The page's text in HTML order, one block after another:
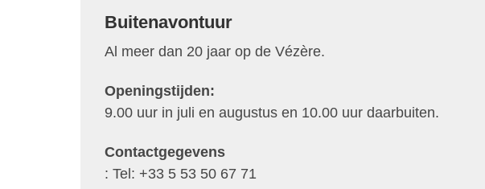
Buitenavontuur
Al meer dan 20 jaar op de Vézère.
Openingstijden:
9.00 uur in juli en augustus en 10.00 uur daarbuiten.
Contactgegevens
: Tel: +33 5 53 50 67 71